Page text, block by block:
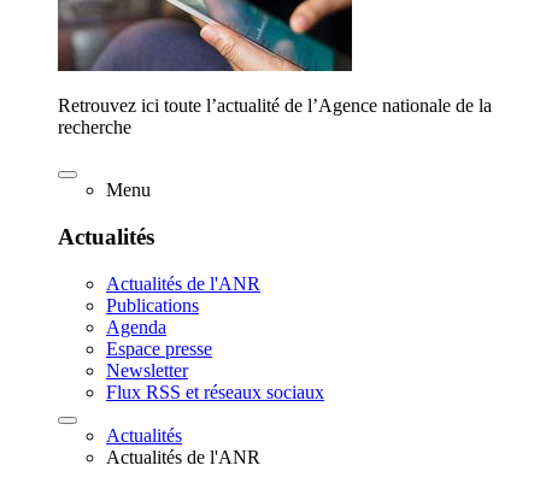
Retrouvez ici toute l’actualité de l’Agence nationale de la
recherche
Menu
Actualités
Actualités de l'ANR
Publications
Agenda
Espace presse
Newsletter
Flux RSS et réseaux sociaux
Actualités
Actualités de l'ANR